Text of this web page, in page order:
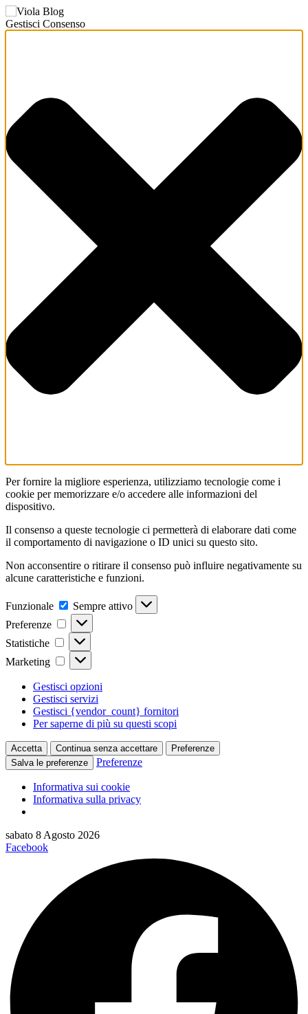
Gestisci Consenso
Per fornire la migliore esperienza, utilizziamo tecnologie come i
cookie per memorizzare e/o accedere alle informazioni del
dispositivo.
Il consenso a queste tecnologie ci permetterà di elaborare dati come
il comportamento di navigazione o ID unici su questo sito.
Non acconsentire o ritirare il consenso può influire negativamente su
alcune caratteristiche e funzioni.
Funzionale Funzionale
Sempre attivo
Preferenze
Preferenze
Statistiche Statistiche
Marketing Marketing
Gestisci opzioni
Gestisci servizi
Gestisci {vendor_count} fornitori
Per saperne di più su questi scopi
Accetta Continua senza accettare
Preferenze
Salva le preferenze
Preferenze
Informativa sui cookie
Informativa sulla privacy
Vai
al
sabato 8 Agosto 2026
Facebook